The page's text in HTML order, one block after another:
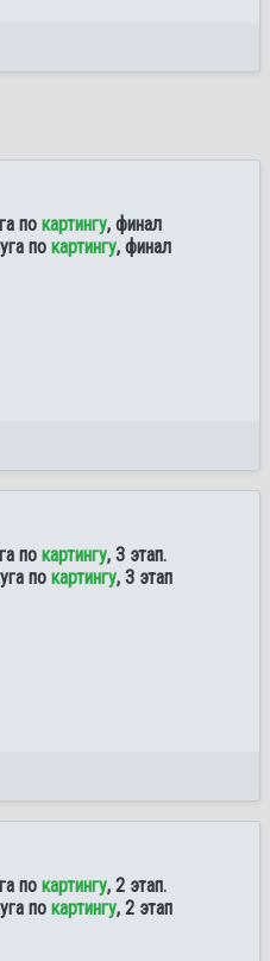
по картингу, финал
по картингу, финал
по картингу, 3 этап.
по картингу, 3 этап
по картингу, 2 этап.
по картингу, 2 этап